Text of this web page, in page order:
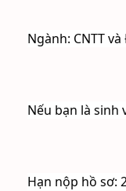
Ngành: CNTT và
Nếu bạn là sinh
Hạn nộp hồ sơ: